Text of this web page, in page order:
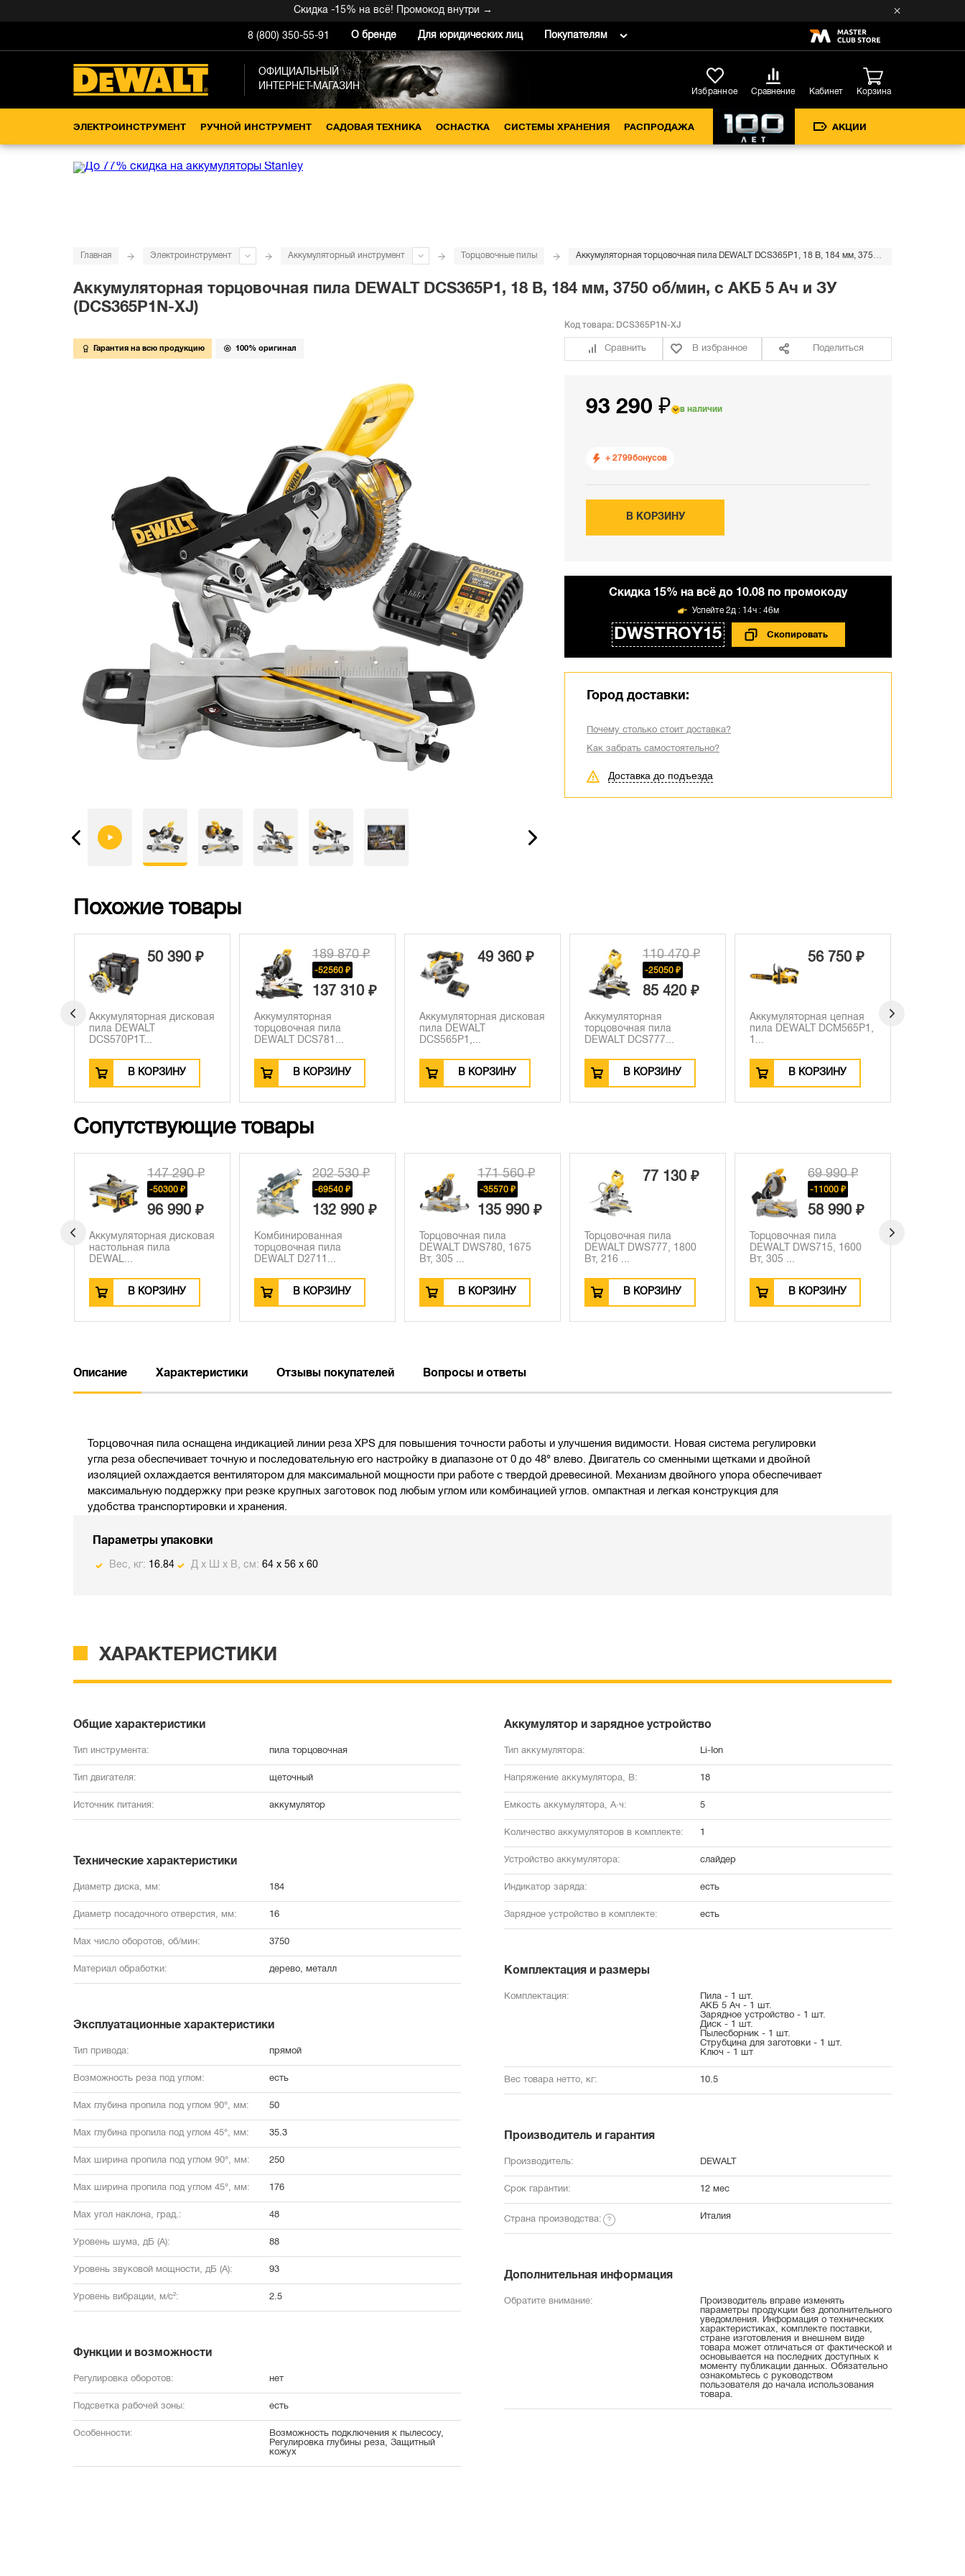
Скидка -15% на всё! Промокод внутри →
8 (800) 350-55-91 О бренде Для юридических лиц Покупателям
ОФИЦИАЛЬНЫЙ
ИНТЕРНЕТ-МАГАЗИН
Избранное Сравнение Кабинет Корзина
ЭЛЕКТРОИНСТРУМЕНТ РУЧНОЙ ИНСТРУМЕНТ САДОВАЯ ТЕХНИКА ОСНАСТКА СИСТЕМЫ ХРАНЕНИЯ РАСПРОДАЖА АКЦИИ
Главная Электроинструмент Аккумуляторный инструмент Торцовочные пилы
Аккумуляторная торцовочная пила DEWALT DCS365P1, 18 В, 184 мм, 3750 об/мин, с АКБ 5 Ач и ЗУ
(DCS365P1N-XJ)
Гарантия на всю продукцию 100% оригинал
Код товара: DCS365P1N-XJ
Сравнить В избранное Поделиться
93 290 ₽ в наличии
+ 2799бонусов
В КОРЗИНУ
Cкидка 15% на всё до 10.08 по промокоду
DWSTROY15
2д : 14ч : 46м
Город доставки:
Почему столько стоит доставка?
Как забрать самостоятельно?
Доставка до подъезда
Похожие товары
50 390 ₽
Аккумуляторная дисковая
пила DEWALT
DCS570P1T...
В КОРЗИНУ
189 870 ₽
-52560 ₽
137 310 ₽
Аккумуляторная
торцовочная пила
DEWALT DCS781...
В КОРЗИНУ
49 360 ₽
Аккумуляторная дисковая
пила DEWALT
DCS565P1,...
В КОРЗИНУ
110 470 ₽
-25050 ₽
85 420 ₽
Аккумуляторная
торцовочная пила
DEWALT DCS777...
В КОРЗИНУ
56 750 ₽
Аккумуляторная цепная
пила DEWALT DCM565P1,
1...
В КОРЗИНУ
Сопутствующие товары
147 290 ₽
-50300 ₽
96 990 ₽
Аккумуляторная дисковая
настольная пила
DEWAL...
В КОРЗИНУ
202 530 ₽
-69540 ₽
132 990 ₽
Комбинированная
торцовочная пила
DEWALT D2711...
В КОРЗИНУ
171 560 ₽
-35570 ₽
135 990 ₽
Торцовочная пила
DEWALT DWS780, 1675
Вт, 305 ...
В КОРЗИНУ
77 130 ₽
Торцовочная пила
DEWALT DWS777, 1800
Вт, 216 ...
В КОРЗИНУ
69 990 ₽
-11000 ₽
58 990 ₽
Торцовочная пила
DEWALT DWS715, 1600
Вт, 305 ...
В КОРЗИНУ
Описание Характеристики Отзывы покупателей Вопросы и ответы
Торцовочная пила оснащена индикацией линии реза XPS для повышения точности работы и улучшения видимости. Новая система регулировки
угла реза обеспечивает точную и последовательную его настройку в диапазоне от 0 до 48° влево. Двигатель со сменными щетками и двойной
изоляцией охлаждается вентилятором для максимальной мощности при работе с твердой древесиной. Механизм двойного упора обеспечивает
максимальную поддержку при резке крупных заготовок под любым углом или комбинацией углов. омпактная и легкая конструкция для
удобства транспортировки и хранения.
Параметры упаковки
Вес, кг: 16.84 Д х Ш х В, см: 64 x 56 x 60
ХАРАКТЕРИСТИКИ
Общие характеристики
Тип инструмента: пила торцовочная
Тип двигателя: щеточный
Источник питания: аккумулятор
Технические характеристики
Диаметр диска, мм: 184
Диаметр посадочного отверстия, мм: 16
Max число оборотов, об/мин: 3750
Материал обработки: дерево, металл
Эксплуатационные характеристики
Тип привода: прямой
Возможность реза под углом: есть
Max глубина пропила под углом 90°, мм: 50
Max глубина пропила под углом 45°, мм: 35.3
Max ширина пропила под углом 90°, мм: 250
Max ширина пропила под углом 45°, мм: 176
Max угол наклона, град.: 48
Уровень шума, дБ (А): 88
Уровень звуковой мощности, дБ (А): 93
Уровень вибрации, м/с²: 2.5
Функции и возможности
Регулировка оборотов: нет
Подсветка рабочей зоны: есть
Особенности:
Возможность подключения к пылесосу,
Регулировка глубины реза, Защитный
кожух
Аккумулятор и зарядное устройство
Тип аккумулятора: Li-Ion
Напряжение аккумулятора, В: 18
Емкость аккумулятора, А·ч: 5
Количество аккумуляторов в комплекте: 1
Устройство аккумулятора: слайдер
Индикатор заряда: есть
Зарядное устройство в комплекте: есть
Комплектация и размеры
Комплектация:
Пила - 1 шт.
АКБ 5 Ач - 1 шт.
Зарядное устройство - 1 шт.
Диск - 1 шт.
Пылесборник - 1 шт.
Струбцина для заготовки - 1 шт.
Ключ - 1 шт
Вес товара нетто, кг: 10.5
Производитель и гарантия
Производитель: DEWALT
Срок гарантии: 12 мес
Страна производства: Италия
Дополнительная информация
Обратите внимание:
Производитель вправе изменять
параметры продукции без дополнительного
уведомления. Информация о технических
характеристиках, комплекте поставки,
стране изготовления и внешнем виде
товара может отличаться от фактической и
основывается на последних доступных к
моменту публикации данных. Обязательно
ознакомьтесь с руководством
пользователя до начала использования
товара.